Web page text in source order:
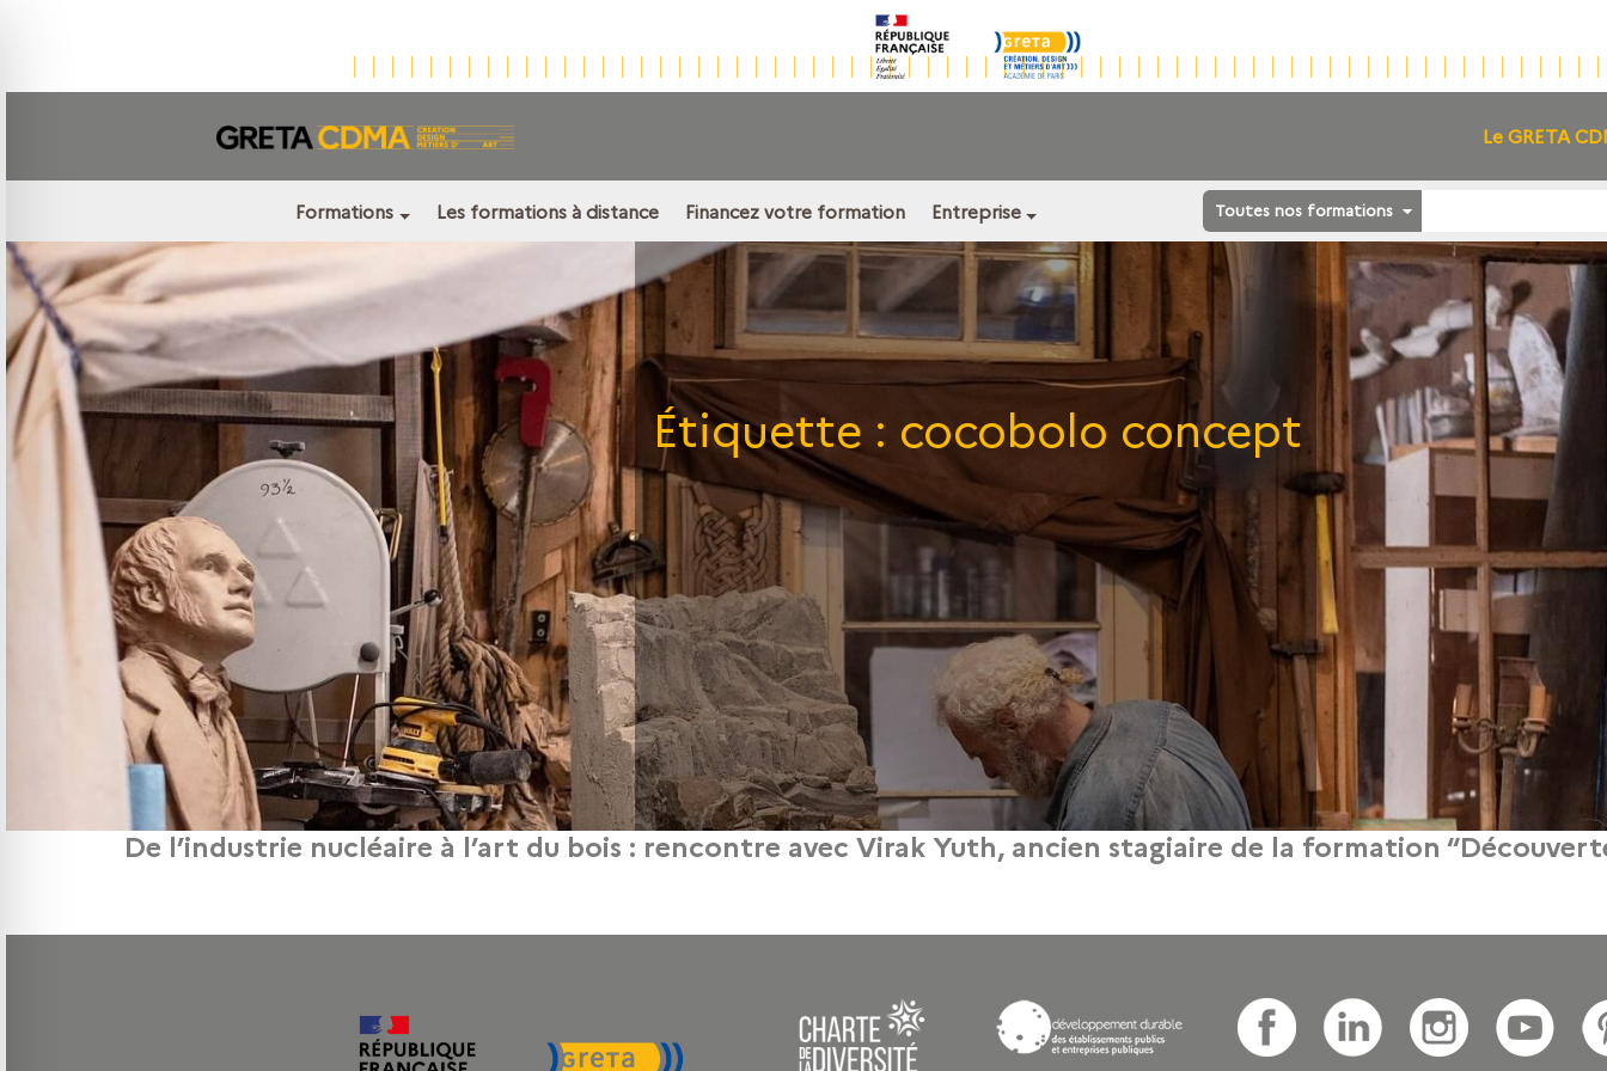
Le GRETA
Formations Les formations à distance Financez votre formation Entreprise Toutes nos formations
Étiquette : cocobolo concept
De l’industrie nucléaire à l’art du bois : rencontre avec Virak Yuth, ancien stagiaire de la formation
13 février 2026